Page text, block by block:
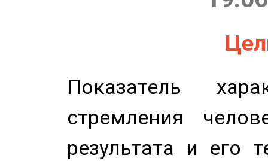
Показатель
стремления
результата и его